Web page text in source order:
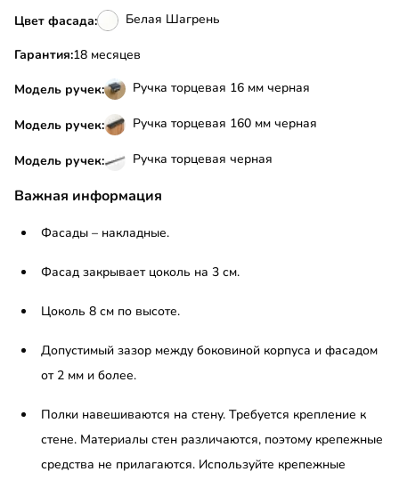
Цвет фасада: Белая Шагрень
Гарантия:18 месяцев
Модель ручек: Ручка торцевая 16 мм черная
Модель ручек: Ручка торцевая 160 мм черная
Модель ручек: Ручка торцевая черная
Важная информация
Фасады – накладные.
Фасад закрывает цоколь на 3 см.
Цоколь 8 см по высоте.
Допустимый зазор между боковиной корпуса и фасадом
от 2 мм и более.
Полки навешиваются на стену. Требуется крепление к
стене. Материалы стен различаются, поэтому крепежные
средства не прилагаются. Используйте крепежные